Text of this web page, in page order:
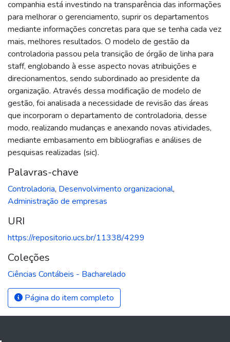
companhia está investindo na transparência das informações
para melhorar o gerenciamento, suprir os departamentos
mediante informações concretas para que se tenha cada vez
mais, melhores resultados. O modelo de gestão da
controladoria passou pela transição de órgão de linha para
staff, englobando à esse aspecto novas atribuições e
direcionamentos, sendo subordinado ao presidente da
organização. Através dessa modificação de modelo de
gestão, foi analisada a necessidade de revisão das áreas
que incorporam o departamento de controladoria, desse
modo, realizando mudanças e anexando novas atividades,
mediante embasamento em bibliografias e análises de
pesquisas realizadas (sic).
Palavras-chave
Controladoria, Desenvolvimento organizacional,
Administração de empresas
URI
https://repositorio.ucs.br/11338/4299
Coleções
Ciências Contábeis - Bacharelado
Página do item completo